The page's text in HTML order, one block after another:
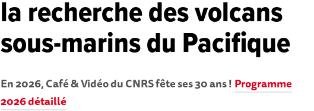
la recherche des volcans
sous-marins du Pacifique
En 2026, Café & Vidéo du CNRS fête ses 30 ans ! Programme
2026 détaillé